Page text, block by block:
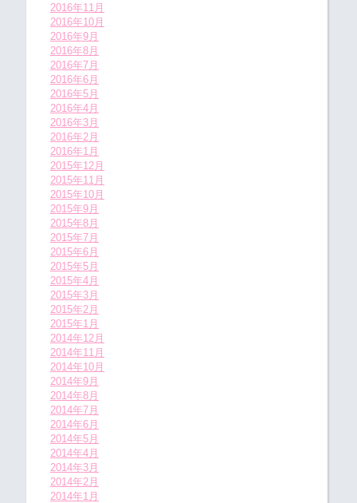
2016年11月
2016年10月
2016年9月
2016年8月
2016年7月
2016年6月
2016年5月
2016年4月
2016年3月
2016年2月
2016年1月
2015年12月
2015年11月
2015年10月
2015年9月
2015年8月
2015年7月
2015年6月
2015年5月
2015年4月
2015年3月
2015年2月
2015年1月
2014年12月
2014年11月
2014年10月
2014年9月
2014年8月
2014年7月
2014年6月
2014年5月
2014年4月
2014年3月
2014年2月
2014年1月